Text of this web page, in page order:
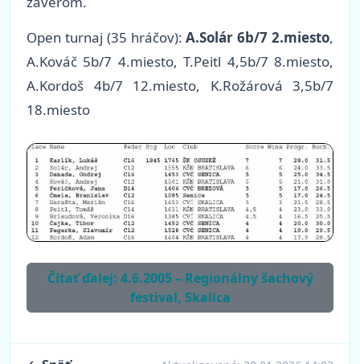
Open turnaj (35 hráčov): A.Solár 6b/7 2.miesto,
A.Kováč 5b/7 4.miesto, T.Peitl 4,5b/7 8.miesto,
A.Kordoš 4b/7 12.miesto, K.Rožárová 3,5b/7
18.miesto
Čítať ďalej: 4.6.2005 – Regionálny šachový
festival, Skalica